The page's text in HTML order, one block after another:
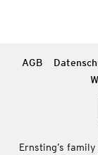
AGB
Ernsting’s